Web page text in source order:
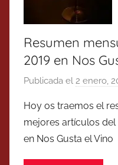
Resumen
2019 en Nos
Publicada el 2 enero,
Hoy os traemos el
mejores artículos
en Nos Gusta el Vino